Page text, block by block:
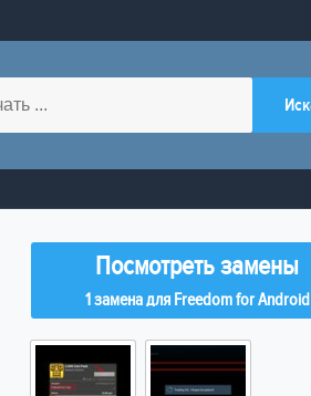
Посмотреть замены
1 замена для Freedom for Android